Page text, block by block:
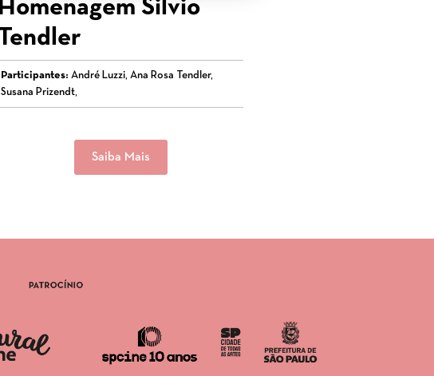
Homenagem Silvio
Tendler
Participantes: André Luzzi, Ana Rosa Tendler,
Susana Prizendt,
Saiba Mais